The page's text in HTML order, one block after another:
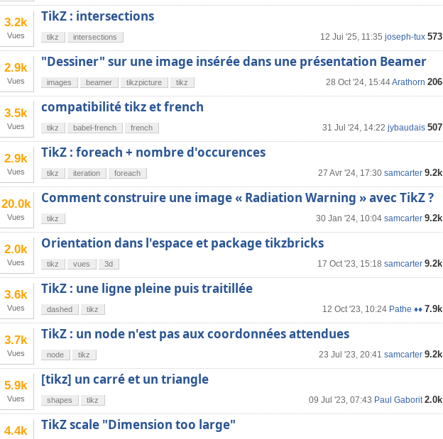
3.2k
Vues
TikZ : intersections
12 Jui '25, 11:35 joseph-tux 573
tikz intersections
2.9k
Vues
"Dessiner" sur une image insérée dans une présentation Beamer
28 Oct '24, 15:44Arathorn 206
images beamer tikzpicture tikz
3.5k
Vues
compatibilité tikz et french
31 Jul '24, 14:22 jybaudais 507
tikz babel-french french
2.9k
Vues
TikZ : foreach + nombre d'occurences
27 Avr '24, 17:30 samcarter 9.2k
tikz iteration foreach
20.0k
Vues
Comment construire une image « Radiation Warning » avec TikZ ?
30 Jan '24, 10:04 samcarter 9.2k
tikz
2.0k
Vues
Orientation dans l'espace et package tikzbricks
17 Oct '23, 15:18 samcarter 9.2k
tikz vues 3d
3.6k
Vues
TikZ : une ligne pleine puis traitillée
12 Oct '23, 10:24 Pathe ♦♦ 7.9k
dashed tikz
3.7k
Vues
TikZ : un node n'est pas aux coordonnées attendues
23 Jul '23, 20:41 samcarter 9.2k
node tikz
5.9k
Vues
[tikz] un carré et un triangle
09 Jul '23, 07:43 Paul Gaborit 2.0k
shapes tikz
4.4k TikZ scale "Dimension too large"